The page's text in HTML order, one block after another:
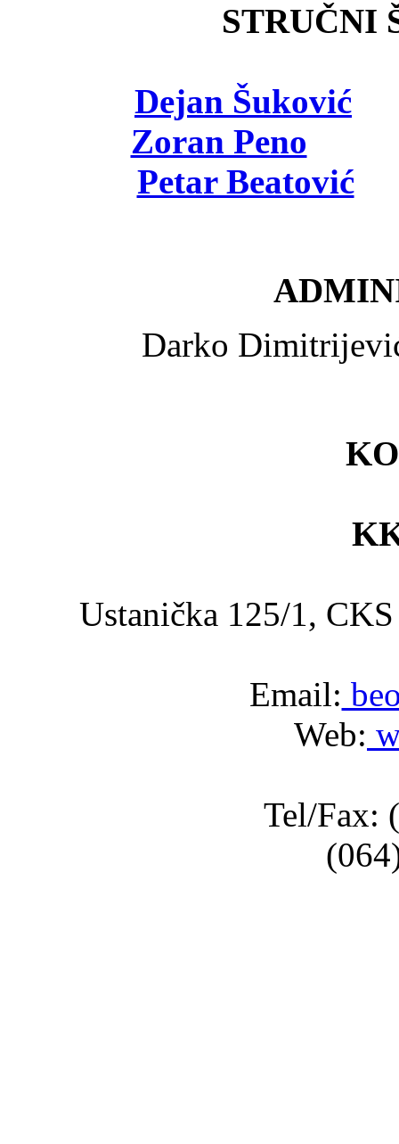
STRUČNI
Dejan Šuković
Zoran Peno
Petar Beatović-
Darko
Ustanička 125/1,
Email:
Web:
Tel/Fax: